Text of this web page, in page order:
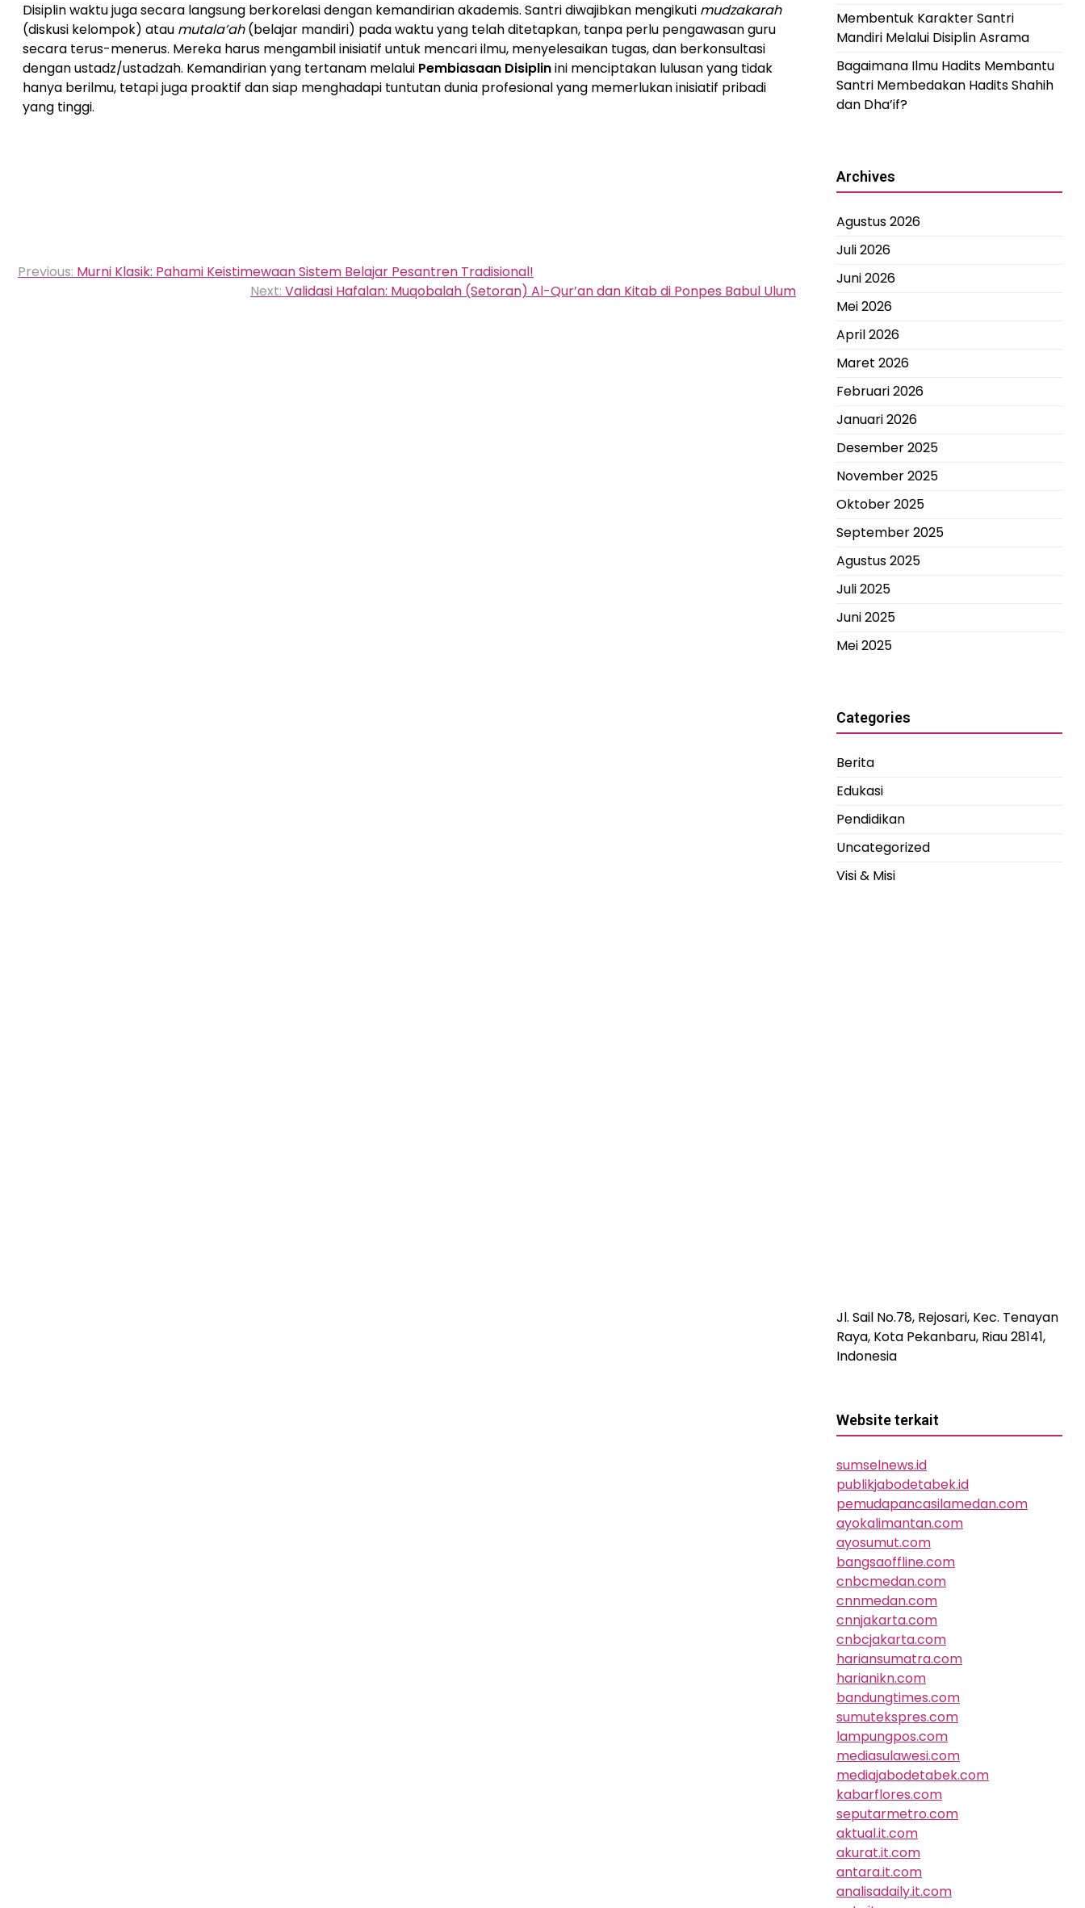
Disiplin waktu juga secara langsung berkorelasi dengan kemandirian akademis. Santri diwajibkan mengikuti mudzakarah
(diskusi kelompok) atau mutala’ah(belajar mandiri) pada waktu yang telah ditetapkan, tanpa perlu pengawasan guru
secara terus-menerus. Mereka harus mengambil inisiatif untuk mencari ilmu, menyelesaikan tugas, dan berkonsultasi
dengan ustadz/ustadzah. Kemandirian yang tertanam melalui Pembiasaan Disiplinini menciptakan lulusan yang tidak
hanya berilmu, tetapi juga proaktif dan siap menghadapi tuntutan dunia profesional yang memerlukan inisiatif pribadi
yang tinggi.
Navigasi
Previous: Murni Klasik: Pahami Keistimewaan Sistem Belajar Pesantren Tradisional!
Next: Validasi Hafalan: Muqobalah (Setoran) Al-Qur’an dan Kitab di Ponpes Babul Ulum
Membentuk Karakter Santri
Mandiri Melalui Disiplin Asrama
Bagaimana Ilmu Hadits Membantu
Santri Membedakan Hadits Shahih
dan Dha’if?
Archives
Agustus 2026
Juli 2026
Juni 2026
Mei 2026
April 2026
Maret 2026
Februari 2026
Januari 2026
Desember 2025
November 2025
Oktober 2025
September 2025
Agustus 2025
Juli 2025
Juni 2025
Mei 2025
Categories
Berita
Edukasi
Pendidikan
Uncategorized
Visi & Misi
Jl. Sail No.78, Rejosari, Kec. Tenayan
Raya, Kota Pekanbaru, Riau 28141,
Indonesia
Website terkait
sumselnews.id
publikjabodetabek.id
pemudapancasilamedan.com
ayokalimantan.com
ayosumut.com
bangsaoffline.com
cnbcmedan.com
cnnmedan.com
cnnjakarta.com
cnbcjakarta.com
hariansumatra.com
harianikn.com
bandungtimes.com
sumutekspres.com
lampungpos.com
mediasulawesi.com
mediajabodetabek.com
kabarflores.com
seputarmetro.com
aktual.it.com
akurat.it.com
antara.it.com
analisadaily.it.com